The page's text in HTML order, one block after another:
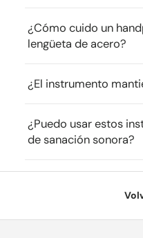
¿Cómo cuido un
lengüeta de acero?
¿El instrumento
¿Puedo usar estos
de sanación sonora?